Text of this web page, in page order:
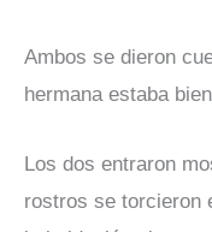
Ambos se dieron
hermana estaba
Los dos entraron
rostros se torcieron